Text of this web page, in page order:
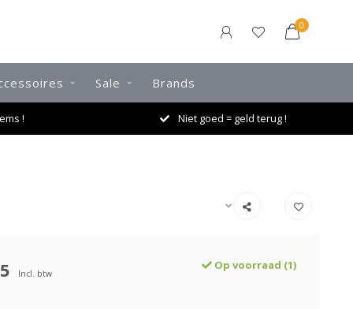
0
Sale Brands
! Niet goed = geld terug !
Incl. btw
Op voorraad (1)